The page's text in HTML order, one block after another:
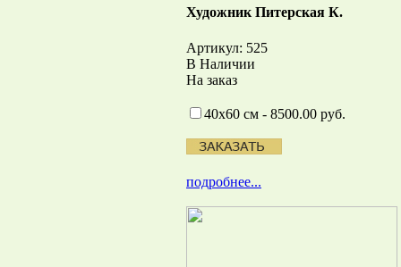
Художник Питерская К.
Артикул: 525
В Наличии
На заказ
40х60 см - 8500.00 руб.
подробнее...